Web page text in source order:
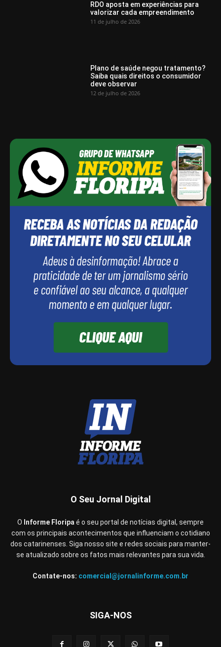
RDO aposta em experiências para
valorizar cada empreendimento
11 de julho de 2026
Plano de saúde negou tratamento?
Saiba quais direitos o consumidor
deve observar
12 de julho de 2026
O Seu Jornal Digital
O Informe Floripa é o seu portal de notícias digital, sempre
com os principais acontecimentos que influenciam o cotidiano
dos catarinenses. Siga nosso site e redes sociais para manter-
se atualizado sobre os fatos mais relevantes para sua vida.
Contate-nos: comercial@jornalinforme.com.br
SIGA-NOS